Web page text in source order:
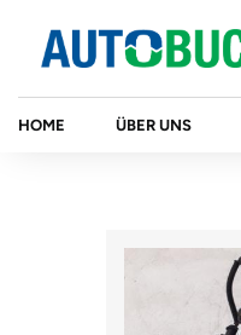
Inhalt
springen
HOME ÜBER UNS